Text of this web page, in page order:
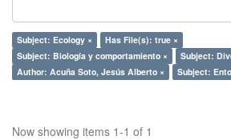
Subject: Ecology ×
Has File(s): true ×
Subject: Biología y comportamiento ×
Subject:
Author: Acuña Soto, Jesús Alberto ×
Subject:
Now showing items 1-1 of 1